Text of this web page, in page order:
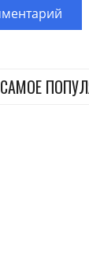
САМОЕ